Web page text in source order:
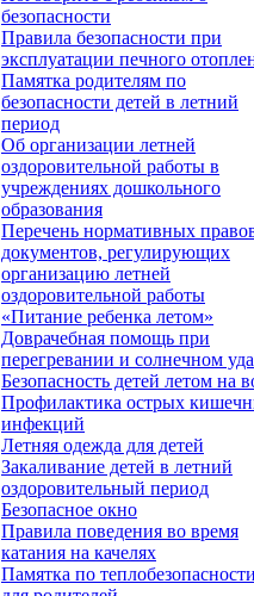
безопасности
Правила безопасности при
эксплуатации печного
Памятка родителям по
безопасности детей в летний
период
Об организации летней
оздоровительной работы в
учреждениях дошкольного
образования
Перечень нормативных
документов, регулирующих
организацию летней
оздоровительной работы
«Питание ребенка летом»
Доврачебная помощь при
перегревании и солнечном
Безопасность детей летом на
Профилактика острых
инфекций
Летняя одежда для детей
Закаливание детей в летний
оздоровительный период
Безопасное окно
Правила поведения во время
катания на качелях
Памятка по теплобезопасности